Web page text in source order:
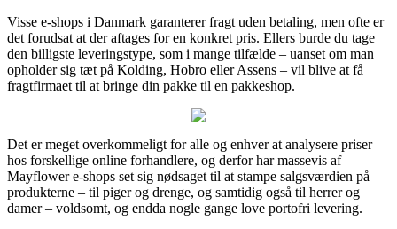
Visse e-shops i Danmark garanterer fragt uden betaling, men ofte er
det forudsat at der aftages for en konkret pris. Ellers burde du tage
den billigste leveringstype, som i mange tilfælde – uanset om man
opholder sig tæt på Kolding, Hobro eller Assens – vil blive at få
fragtfirmaet til at bringe din pakke til en pakkeshop.
Det er meget overkommeligt for alle og enhver at analysere priser
hos forskellige online forhandlere, og derfor har massevis af
Mayflower e-shops set sig nødsaget til at stampe salgsværdien på
produkterne – til piger og drenge, og samtidig også til herrer og
damer – voldsomt, og endda nogle gange love portofri levering.